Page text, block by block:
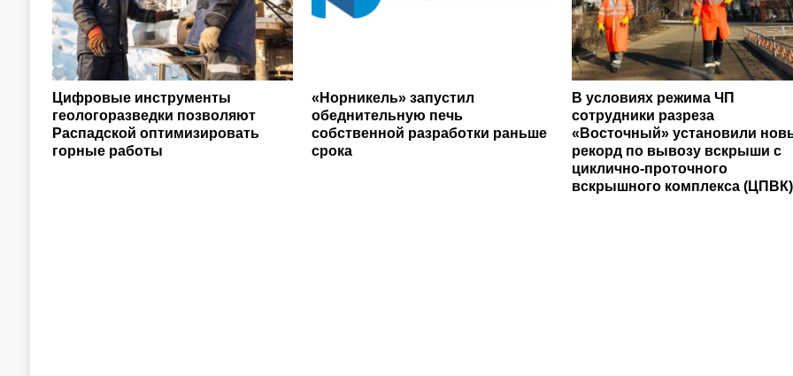
Цифровые инструменты
геологоразведки позволяют
Распадской оптимизировать
горные работы
«Норникель» запустил
обеднительную печь
собственной разработки раньше
срока
В условиях режима ЧП
сотрудники разреза
«Восточный» установили
рекорд по вывозу вскрыши с
циклично-проточного
вскрышного комплекса (ЦПВК)